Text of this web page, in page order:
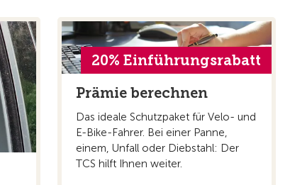
20% Einführungsrabatt
Prämie berechnen
Das ideale Schutzpaket für Velo- und
E-Bike-Fahrer. Bei einer Panne,
einem, Unfall oder Diebstahl: Der
TCS hilft Ihnen weiter.